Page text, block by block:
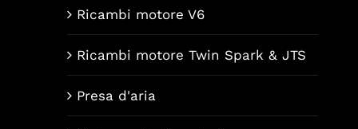
Ricambi motore V6
Ricambi motore Twin Spark & JTS
Presa d'aria